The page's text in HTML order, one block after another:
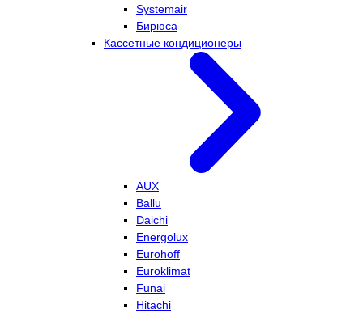
Systemair
Бирюса
Кассетные кондиционеры
AUX
Ballu
Daichi
Energolux
Eurohoff
Euroklimat
Funai
Hitachi